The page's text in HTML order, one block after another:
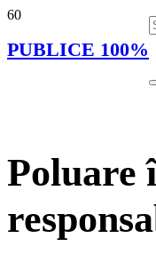
PUBLICE 100%
Poluare